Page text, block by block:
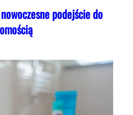
podejście do